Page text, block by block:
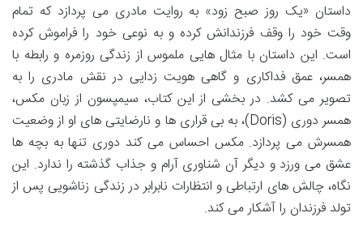
داستان «یک روز صبح زود» به روایت مادری می پردازد که تمام
وقت خود را وقف فرزندانش کرده و به نوعی خود را فراموش کرده
است. این داستان با مثال هایی ملموس از زندگی روزمره و رابطه با
همسر، عمق فداکاری و گاهی هویت زدایی در نقش مادری را به
تصویر می کشد. در بخشی از این کتاب، سیمپسون از زبان مکس،
همسر دوری (Doris)، به بی قراری ها و نارضایتی های او از وضعیت
همسرش می پردازد. مکس احساس می کند دوری تنها به بچه ها
عشق می ورزد و دیگر آن شناوری آرام و جذاب گذشته را ندارد. این
نگاه، چالش های ارتباطی و انتظارات نابرابر در زندگی زناشویی پس از
تولد فرزندان را آشکار می کند.